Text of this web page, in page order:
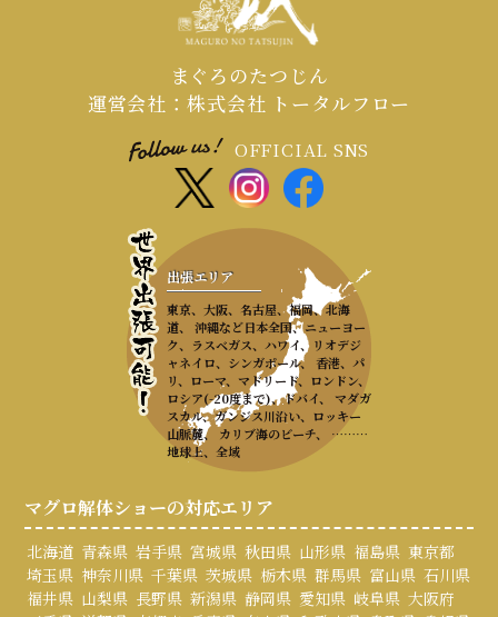
まぐろのたつじん
運営会社：株式会社 トータルフロー
OFFICIAL SNS
出張エリア
東京、大阪、名古屋、福岡、北海
道、 沖縄など日本全国、ニューヨー
ク、ラスベガス、ハワイ、リオデジ
ャネイロ、シンガポール、 香港、パ
リ、ローマ、マドリード、ロンドン、
ロシア(-20度まで)、ドバイ、 マダガ
スカル、ガンジス川沿い、ロッキー
山脈麓、 カリブ海のビーチ、 ………
地球上、全域
マグロ解体ショーの対応エリア
北海道 青森県 岩手県 宮城県 秋田県 山形県 福島県 東京都
埼玉県 神奈川県 千葉県 茨城県 栃木県 群馬県 富山県 石川県
福井県 山梨県 長野県 新潟県 静岡県 愛知県 岐阜県 大阪府